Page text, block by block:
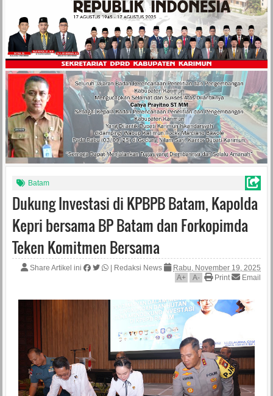
Batam
Dukung Investasi di KPBPB Batam, Kapolda
Kepri bersama BP Batam dan Forkopimda
Teken Komitmen Bersama
Share Artikel ini Redaksi News
Rabu, November 19, 2025
A+ A- Print Email